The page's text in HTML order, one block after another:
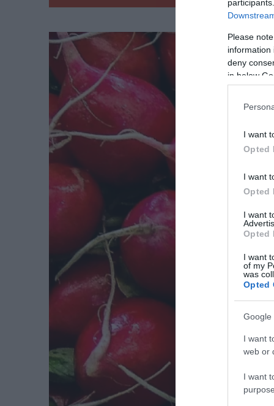
Please
information
deny
in below
I want
Opted
I want
Opted
I want
Opted
I want
of my
was
Opted
Google
I want
web or
I want